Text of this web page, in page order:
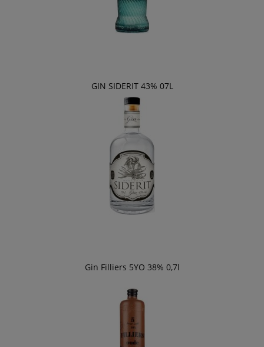
GIN SIDERIT 43% 07L
Gin Filliers 5YO 38% 0,7l